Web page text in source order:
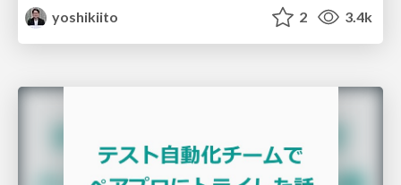
yoshikiito
2 3.4k